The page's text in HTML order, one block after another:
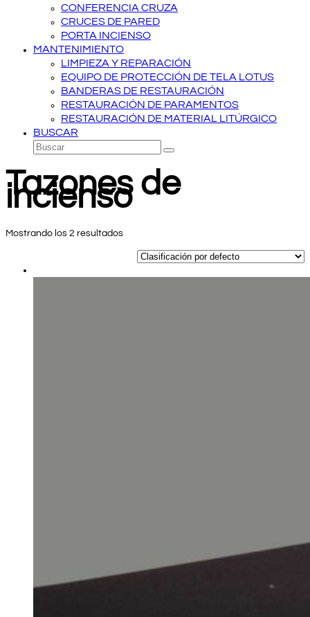
CONFERENCIA CRUZA
CRUCES DE PARED
PORTA INCIENSO
MANTENIMIENTO
LIMPIEZA Y REPARACIÓN
EQUIPO DE PROTECCIÓN DE TELA LOTUS
BANDERAS DE RESTAURACIÓN
RESTAURACIÓN DE PARAMENTOS
RESTAURACIÓN DE MATERIAL LITÚRGICO
BUSCAR
Buscar
Enviar
Tazones de
incienso
Mostrando los 2 resultados